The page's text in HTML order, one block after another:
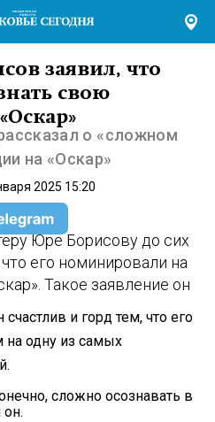
заявил, что
свою
о «сложном
на «Оскар»
2025 15:20
Юре Борисову до сих
его номинировали на
Такое заявление он
и горд тем, что его
на одну из самых
сложно осознавать в